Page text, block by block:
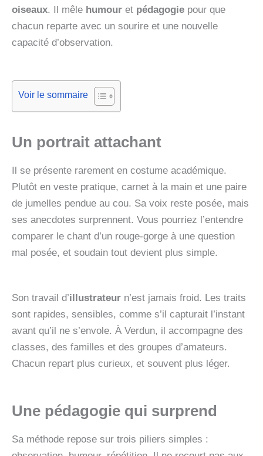
oiseaux. Il mêle humour et pédagogie pour que
chacun reparte avec un sourire et une nouvelle
capacité d’observation.
Voir le sommaire
Un portrait attachant
Il se présente rarement en costume académique.
Plutôt en veste pratique, carnet à la main et une paire
de jumelles pendue au cou. Sa voix reste posée, mais
ses anecdotes surprennent. Vous pourriez l’entendre
comparer le chant d’un rouge-gorge à une question
mal posée, et soudain tout devient plus simple.
Son travail d’illustrateur n’est jamais froid. Les traits
sont rapides, sensibles, comme s’il capturait l’instant
avant qu’il ne s’envole. À Verdun, il accompagne des
classes, des familles et des groupes d’amateurs.
Chacun repart plus curieux, et souvent plus léger.
Une pédagogie qui surprend
Sa méthode repose sur trois piliers simples :